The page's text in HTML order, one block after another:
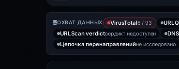
ОХВАТ ДАННЫХ VirusTotal6 / 93
URLScan verdictвердикт недоступен
Цепочка перенаправленийне исследовано